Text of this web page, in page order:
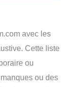
avec les
Cette liste
ou
ou des